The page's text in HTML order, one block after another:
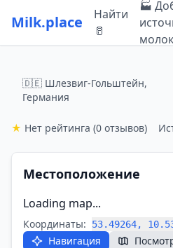
Milk.place
Найти
🥛
🏭
🇩🇪 Шлезвиг-Гольштейн,
Германия
★ Нет рейтинга (0 отзывов)
Местоположение
Loading map...
Координаты: 53.49264,
Навигация